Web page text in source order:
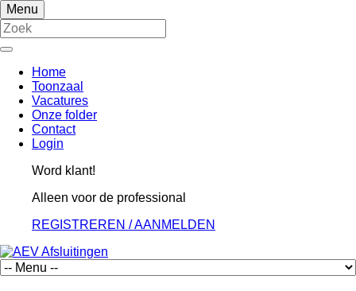
Menu
Home
Toonzaal
Vacatures
Onze folder
Contact
Login
Word klant!
Alleen voor de professional
REGISTREREN / AANMELDEN